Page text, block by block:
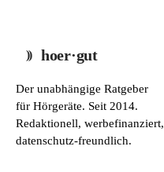
hoer·gut
Der unabhängige Ratgeber
für Hörgeräte. Seit 2014.
Redaktionell, werbefinanziert,
datenschutz-freundlich.